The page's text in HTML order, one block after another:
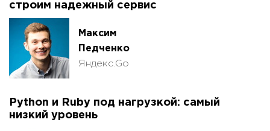
строим надежный сервис
Максим
Педченко
Яндекс.Go
Python и Ruby под нагрузкой: самый
низкий уровень